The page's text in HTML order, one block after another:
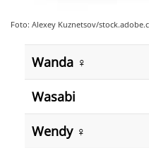
Foto: Alexey Kuznetsov/
Wanda ♀️
Wasabi
Wendy♀️